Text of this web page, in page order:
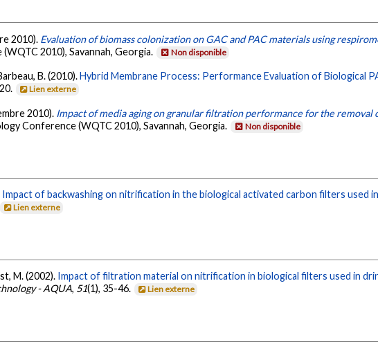
2010). Evaluation of biomass colonization on GAC and PAC materials using
2010), Savannah, Georgia.
Non disponible
B. (2010).Hybrid Membrane Process: Performance Evaluation of Biological
Lien externe
2010). Impact of media aging on granular filtration performance for the removal
Conference (WQTC 2010), Savannah, Georgia.
Non disponible
Impact of backwashing on nitrification in the biological activated carbon filters used
Lien externe
M. (2002). Impact of filtration material on nitrification in biological filters used in
- AQUA, 51(1), 35-46. Lien externe